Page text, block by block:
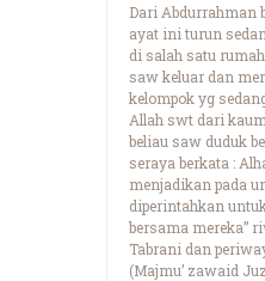
Dari Abdurrahman
ayat ini turun
di salah satu
saw keluar dan
kelompok yg
Allah swt dari
beliau saw duduk
seraya berkata :
menjadikan pada
diperintahkan
bersama mereka”
Tabrani dan
(Majmu’ zawaid